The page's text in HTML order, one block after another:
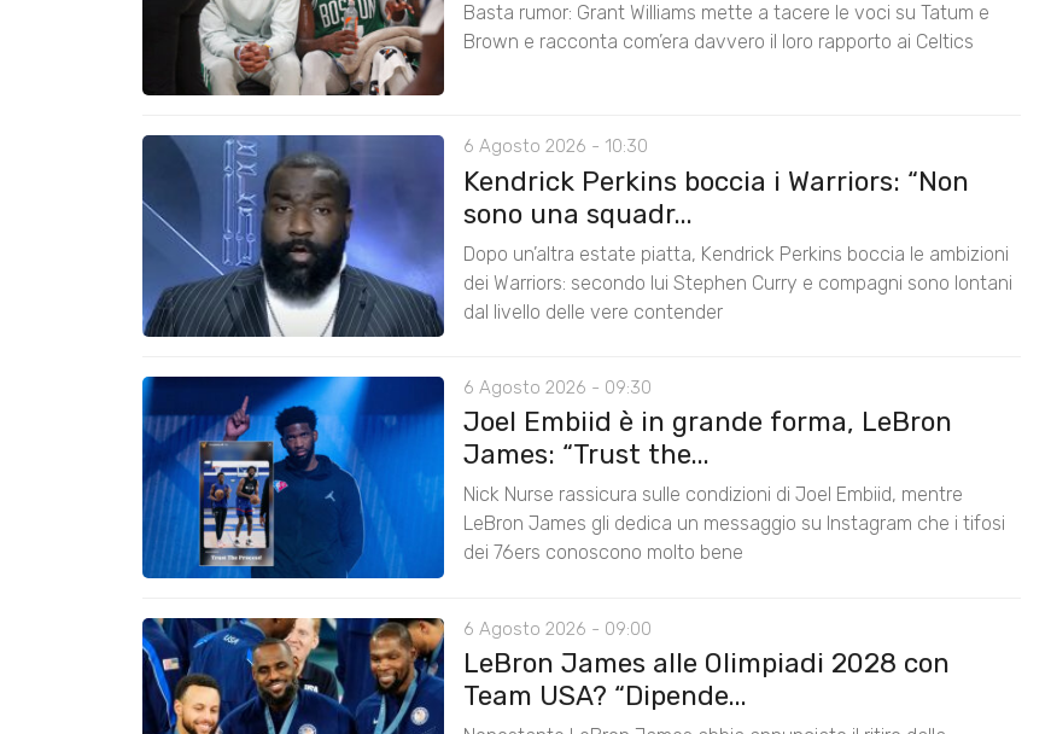
Basta rumor: Grant Williams mette a tacere le voci su Tatum e
Brown e racconta com’era davvero il loro rapporto ai Celtics
6 Agosto 2026 - 10:30
Kendrick Perkins boccia i Warriors: “Non
sono una squadr...
Dopo un’altra estate piatta, Kendrick Perkins boccia le ambizioni
dei Warriors: secondo lui Stephen Curry e compagni sono lontani
dal livello delle vere contender
6 Agosto 2026 - 09:30
Joel Embiid è in grande forma, LeBron
James: “Trust the...
Nick Nurse rassicura sulle condizioni di Joel Embiid, mentre
LeBron James gli dedica un messaggio su Instagram che i tifosi
dei 76ers conoscono molto bene
6 Agosto 2026 - 09:00
LeBron James alle Olimpiadi 2028 con
Team USA? “Dipende...